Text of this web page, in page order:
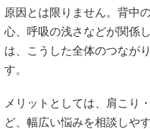
原因とは限りません。背中
心、呼吸の浅さなどが関係
は、こうした全体のつなが
す。
メリットとしては、肩こり
ど、幅広い悩みを相談しや